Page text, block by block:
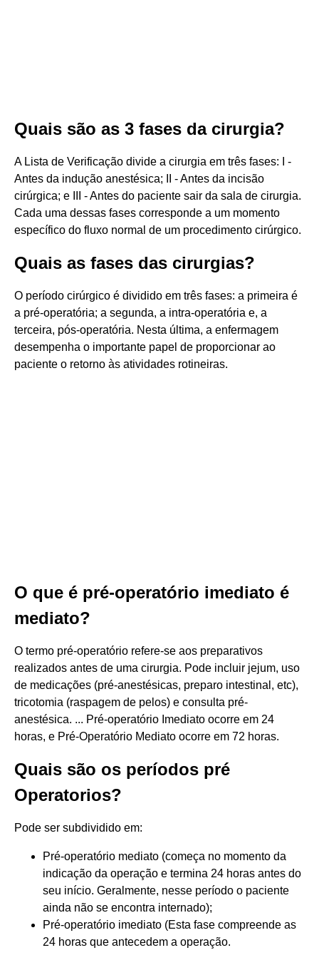
Quais são as 3 fases da cirurgia?
A Lista de Verificação divide a cirurgia em três fases: I -
Antes da indução anestésica; II - Antes da incisão
cirúrgica; e III - Antes do paciente sair da sala de cirurgia.
Cada uma dessas fases corresponde a um momento
específico do fluxo normal de um procedimento cirúrgico.
Quais as fases das cirurgias?
O período cirúrgico é dividido em três fases: a primeira é
a pré-operatória; a segunda, a intra-operatória e, a
terceira, pós-operatória. Nesta última, a enfermagem
desempenha o importante papel de proporcionar ao
paciente o retorno às atividades rotineiras.
O que é pré-operatório imediato é
mediato?
O termo pré-operatório refere-se aos preparativos
realizados antes de uma cirurgia. Pode incluir jejum, uso
de medicações (pré-anestésicas, preparo intestinal, etc),
tricotomia (raspagem de pelos) e consulta pré-
anestésica. ... Pré-operatório Imediato ocorre em 24
horas, e Pré-Operatório Mediato ocorre em 72 horas.
Quais são os períodos pré
Operatorios?
Pode ser subdividido em:
Pré-operatório mediato (começa no momento da
indicação da operação e termina 24 horas antes do
seu início. Geralmente, nesse período o paciente
ainda não se encontra internado);
Pré-operatório imediato (Esta fase compreende as
24 horas que antecedem a operação.